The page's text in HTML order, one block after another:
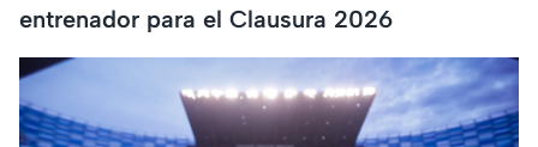
entrenador para el Clausura 2026